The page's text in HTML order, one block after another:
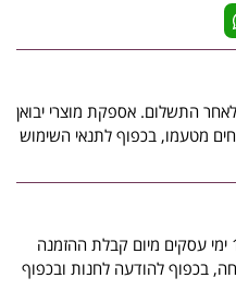
עד 14 ימי עסקים לאחר התשלום. אספקת מוצרי יבואן
מטעמו, בכפוף לתנאי השימוש
בכתובת העסק בתאום מראש, תוך 14 ימי עסקים מיום קבלת ההזמנה
בכפוף להודעה לחנות ובכפוף